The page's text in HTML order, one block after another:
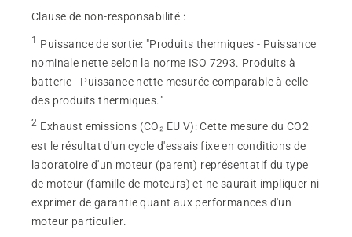
Clause de non-responsabilité :
1 Puissance de sortie: "Produits thermiques - Puissance
nominale nette selon la norme ISO 7293. Produits à
batterie - Puissance nette mesurée comparable à celle
des produits thermiques."
2 Exhaust emissions (CO₂ EU V):Cette mesure du CO2
est le résultat d'un cycle d'essais fixe en conditions de
laboratoire d'un moteur (parent) représentatif du type
de moteur (famille de moteurs) et ne saurait impliquer ni
exprimer de garantie quant aux performances d'un
moteur particulier.